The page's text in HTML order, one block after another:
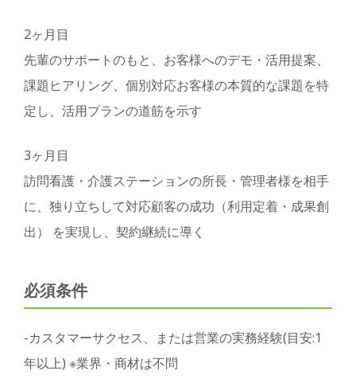
2ヶ月目
先輩のサポートのもと、お客様へのデモ・活用提案、
課題ヒアリング、個別対応お客様の本質的な課題を特
定し、活用プランの道筋を示す
3ヶ月目
訪問看護・介護ステーションの所長・管理者様を相手
に、独り立ちして対応顧客の成功（利用定着・成果創
出） を実現し、契約継続に導く
必須条件
-カスタマーサクセス、または営業の実務経験(目安:1
年以上) ※業界・商材は不問